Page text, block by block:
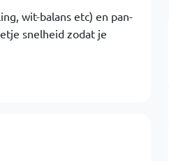
wit-balans etc) en pan-
snelheid zodat je